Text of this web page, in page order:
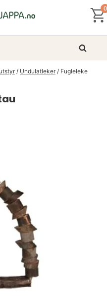
0
Søk
/ Undulatleker / Fugleleke